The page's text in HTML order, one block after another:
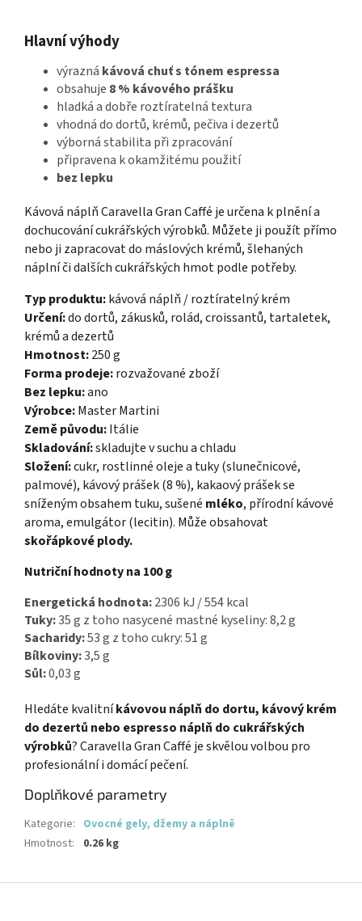
Hlavní výhody
výrazná kávová chuť s tónem espressa
obsahuje 8 % kávového prášku
hladká a dobře roztíratelná textura
vhodná do dortů, krémů, pečiva i dezertů
výborná stabilita při zpracování
připravena k okamžitému použití
bez lepku
Kávová náplň Caravella Gran Caffé je určena k plnění a
dochucování cukrářských výrobků. Můžete ji použít přímo
nebo ji zapracovat do máslových krémů, šlehaných
náplní či dalších cukrářských hmot podle potřeby.
Typ produktu:kávová náplň / roztíratelný krém
Určení:do dortů, zákusků, rolád, croissantů, tartaletek,
krémů a dezertů
Hmotnost:250 g
Forma prodeje:rozvažované zboží
Bez lepku:ano
Výrobce:Master Martini
Země původu:Itálie
Skladování:skladujte v suchu a chladu
Složení:cukr, rostlinné oleje a tuky (slunečnicové,
palmové), kávový prášek (8 %), kakaový prášek se
sníženým obsahem tuku, sušené mléko, přírodní kávové
aroma, emulgátor (lecitin). Může obsahovat
skořápkové plody.
Nutriční hodnoty na 100 g
Energetická hodnota:2306 kJ / 554 kcal
Tuky:35 g z toho nasycené mastné kyseliny: 8,2 g
Sacharidy:53 g z toho cukry: 51 g
Bílkoviny:3,5 g
Sůl:0,03 g
Hledáte kvalitníkávovou náplň do dortu, kávový krém
do dezertů nebo espresso náplň do cukrářských
výrobků? Caravella Gran Caffé je skvělou volbou pro
profesionální i domácí pečení.
Doplňkové parametry
Kategorie: Ovocné gely, džemy a náplně
Hmotnost: 0.26 kg